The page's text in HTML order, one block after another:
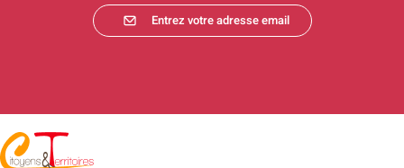
Entrez votre adresse email